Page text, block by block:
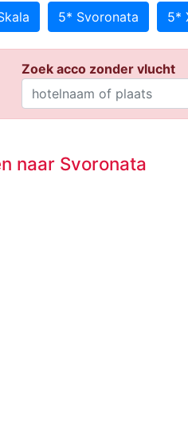
5* Svoronata 5*
Zoek acco zonder vlucht
naar Svoronata